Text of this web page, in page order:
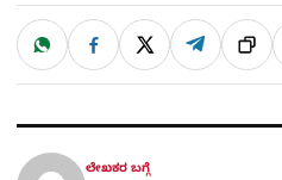
ಹಂಚಿಕೊಳ್ಳಿ
W
a
t
p
F
c
e
o
X T
l
e
a
ಲಿಂ
ಕ್
ಲೇಖಕರ ಬಗ್ಗೆ